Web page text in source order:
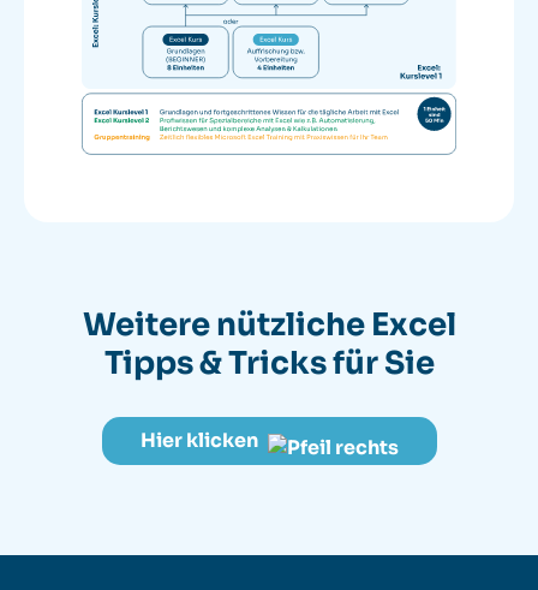
Weitere nützliche Excel
Tipps & Tricks für Sie
Hier klicken